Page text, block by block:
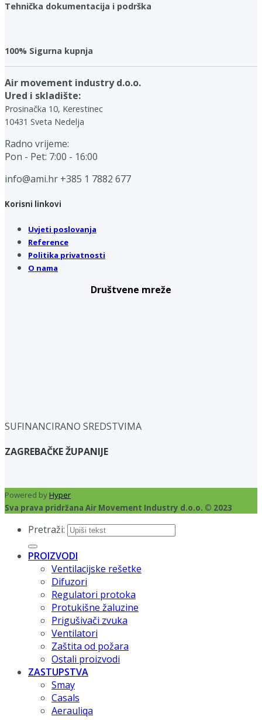
Tehnička dokumentacija i podrška
100% Sigurna kupnja
Air movement industry d.o.o.
Ured i skladište:
Prosinačka 10, Kerestinec
10431 Sveta Nedelja
Radno vrijeme:
Pon - Pet: 7:00 - 16:00
info@ami.hr +385 1 7882 677
Korisni linkovi
Uvjeti poslovanja
Reference
Politika privatnosti
O nama
Društvene mreže
SUFINANCIRANO SREDSTVIMA
ZAGREBAČKE ŽUPANIJE
Powered byHyper
Sva prava pridržana Air Movement Industry d.o.o. © 2023
Pretraži:
PROIZVODI
Ventilacijske rešetke
Difuzori
Regulatori protoka
Protukišne žaluzine
Prigušivači zvuka
Ventilatori
Zaštita od požara
Ostali proizvodi
ZASTUPSTVA
Smay
Casals
Aerauliqa